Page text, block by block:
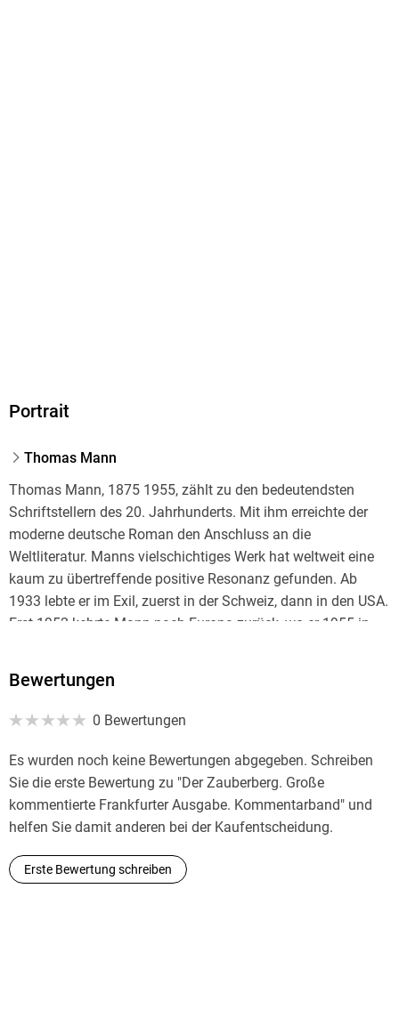
Portrait
Thomas Mann
Thomas Mann, 1875 1955, zählt zu den bedeutendsten
Schriftstellern des 20. Jahrhunderts. Mit ihm erreichte der
moderne deutsche Roman den Anschluss an die
Weltliteratur. Manns vielschichtiges Werk hat weltweit eine
kaum zu übertreffende positive Resonanz gefunden. Ab
1933 lebte er im Exil, zuerst in der Schweiz, dann in den USA.
Erst 1952 kehrte Mann nach Europa zurück, wo er 1955 in
Bewertungen
0 Bewertungen
Es wurden noch keine Bewertungen abgegeben. Schreiben
Sie die erste Bewertung zu "Der Zauberberg. Große
kommentierte Frankfurter Ausgabe. Kommentarband" und
helfen Sie damit anderen bei der Kaufentscheidung.
Erste Bewertung schreiben